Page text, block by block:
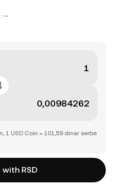
--
1 USD Coin = 101,59 dinar serbe
with RSD